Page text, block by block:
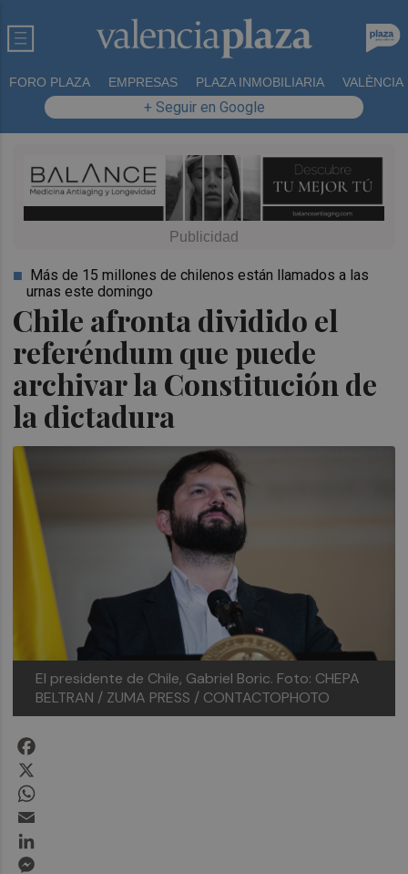
FORO PLAZA EMPRESAS PLAZA INMOBILIARIA VALÈNCIA
+ Seguir en Google
Chile afronta dividido el
referéndum que puede
archivar la Constitución de
la dictadura
Más de 15 millones de chilenos están llamados a las
urnas este domingo
El presidente de Chile, Gabriel Boric. Foto: CHEPA
BELTRAN / ZUMA PRESS / CONTACTOPHOTO